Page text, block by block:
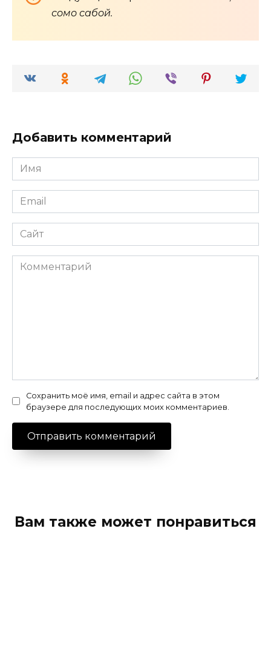
сомо сабой.
Добавить комментарий
Имя
*
Email
*
Сайт
Комментарий
Сохранить моё имя, email и адрес сайта в этом
браузере для последующих моих комментариев.
Вам также может понравиться